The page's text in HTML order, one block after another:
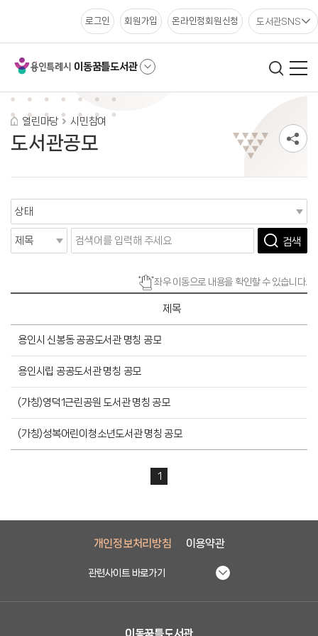
이동꿈틀도서관
로그인 회원가입 온라인정회원신청 도서관SNS
열린마당 시민참여
도서관공모
검색
좌우 이동으로 내용을 확인할 수 있습니다.
제목
용인시 신봉동 공공도서관 명칭 공모
용인시립 공공도서관 명칭 공모
(가칭)영덕1근린공원 도서관 명칭 공모
(가칭)성복어린이청소년도서관 명칭 공모
1
개인정보처리방침 이용약관
관련사이트 바로가기
이동꿈틀도서관